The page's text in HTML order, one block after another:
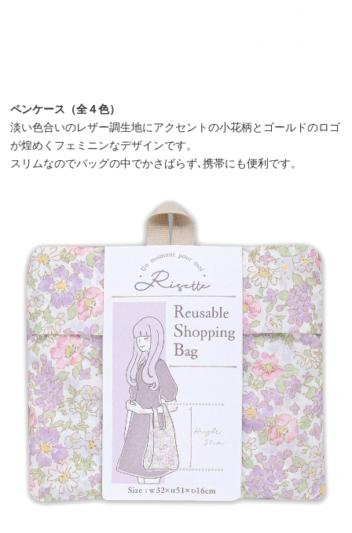
ペンケース（全４色）
淡い色合いのレザー調生地にアクセントの小花柄とゴールドのロゴ
が煌めくフェミニンなデザインです。
スリムなのでバッグの中でかさばらず､携帯にも便利です。